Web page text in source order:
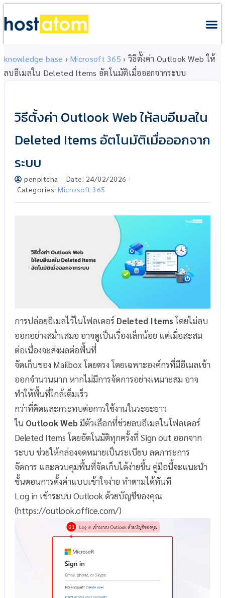
knowledge base › Microsoft 365 › วิธีตั้งค่า Outlook Web ให้
ลบอีเมลใน Deleted Items อัตโนมัติเมื่อออกจากระบบ
วิธีตั้งค่า Outlook Web ให้ลบอีเมลใน
Deleted Items อัตโนมัติเมื่อออกจาก
ระบบ
penpitcha Date: 24/02/2026
Categories: Microsoft 365
การปล่อยอีเมลไว้ในโฟลเดอร์ Deleted Itemsโดยไม่ลบ
ออกอย่างสม่ำเสมอ อาจดูเป็นเรื่องเล็กน้อย แต่เมื่อสะสม
ต่อเนื่องจะส่งผลต่อพื้นที่
จัดเก็บของ Mailbox โดยตรง โดยเฉพาะองค์กรที่มีอีเมลเข้า
ออกจำนวนมาก หากไม่มีการจัดการอย่างเหมาะสม อาจ
ทำให้พื้นที่ใกล้เต็มเร็ว
กว่าที่คิดและกระทบต่อการใช้งานในระยะยาว
ใน Outlook Web มีตัวเลือกที่ช่วยลบอีเมลในโฟลเดอร์
Deleted Items โดยอัตโนมัติทุกครั้งที่ Sign out ออกจาก
ระบบ ช่วยให้กล่องจดหมายเป็นระเบียบ ลดภาระการ
จัดการ และควบคุมพื้นที่จัดเก็บได้ง่ายขึ้น คู่มือนี้จะแนะนำ
ขั้นตอนการตั้งค่าแบบเข้าใจง่าย ทำตามได้ทันที
Log in เข้าระบบ Outlook ด้วยบัญชีของคุณ
(https://outlook.office.com/)